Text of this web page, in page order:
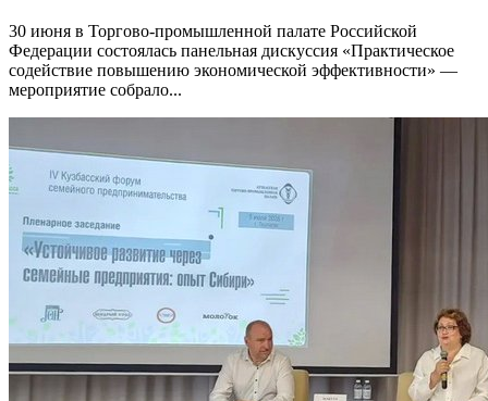
30 июня в Торгово-промышленной палате Российской
Федерации состоялась панельная дискуссия «Практическое
содействие повышению экономической эффективности» —
мероприятие собрало...